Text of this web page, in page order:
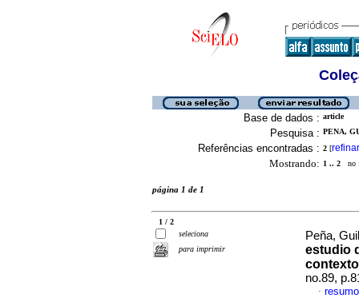
Base de dados : article
Pesquisa : PENA,
Referências encontradas : 2 [refinar
Mostrando: 1 .. 2 no
página 1 de 1
1 / 2
seleciona
para imprimir
Peña,
estudio
no.89,
·